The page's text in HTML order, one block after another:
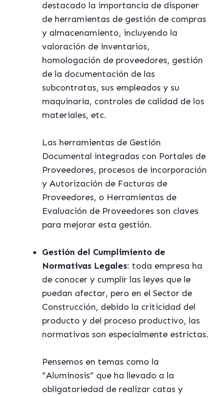
destacado la importancia de disponer
de herramientas de gestión de compras
y almacenamiento, incluyendo la
valoración de inventarios,
homologación de proveedores, gestión
de la documentación de las
subcontratas, sus empleados y su
maquinaria, controles de calidad de los
materiales, etc.
Las herramientas de Gestión
Documental integradas con Portales de
Proveedores, procesos de incorporación
y Autorización de Facturas de
Proveedores, o Herramientas de
Evaluación de Proveedores son claves
para mejorar esta gestión.
Gestión del Cumplimiento de
Normativas Legales: toda empresa ha
de conocer y cumplir las leyes que le
puedan afectar, pero en el Sector de
Construcción, debido la criticidad del
producto y del proceso productivo, las
normativas son especialmente estrictas.
Pensemos en temas como la
“Aluminosis” que ha llevado a la
obligatoriedad de realizar catas y